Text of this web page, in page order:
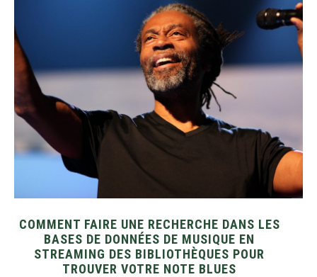
COMMENT FAIRE UNE RECHERCHE DANS LES
BASES DE DONNÉES DE MUSIQUE EN
STREAMING DES BIBLIOTHÈQUES POUR
TROUVER VOTRE NOTE BLUES